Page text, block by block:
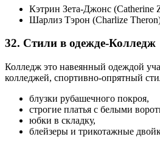
Кэтрин Зета-Джонс (Catherine
Шарлиз Тэрон (Charlize
32. Стили в одежде-Колледж
Колледж это навеянный одеждой
колледжей, спортивно-опрятный
блузки рубашечного покроя,
строгие платья с белыми
юбки в складку,
блейзеры и трикотажные